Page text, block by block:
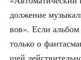
дол­же­ние
вов». Если
толь­ко о
щей